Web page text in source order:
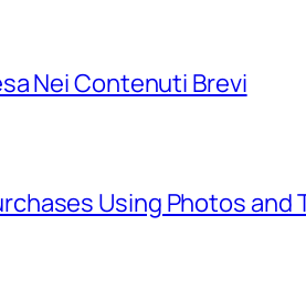
Nei Contenuti Brevi
Using Photos and